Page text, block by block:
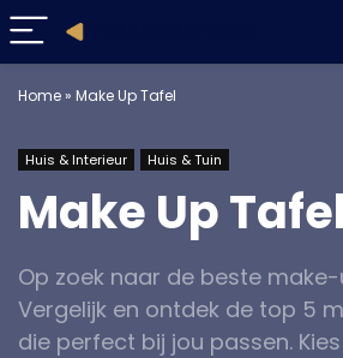
Home» Make Up Tafel
Huis & Interieur Huis & Tuin
Make Up Tafel
Op zoek naar de beste
Vergelijk en ontdek de top 5
die perfect bij jou passen.